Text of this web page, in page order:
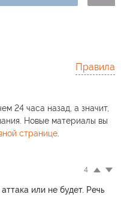
Правила
24 часа назад, а значит,
Новые материалы вы
странице.
4
или не будет. Речь